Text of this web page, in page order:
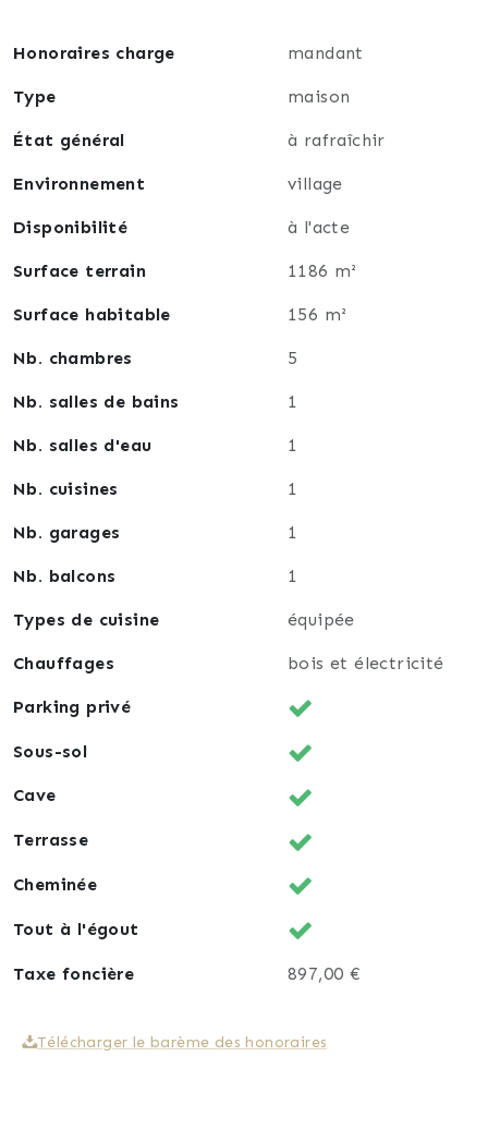
Honoraires charge mandant
Type maison
État général à rafraîchir
Environnement village
Disponibilité à l'acte
Surface terrain 1186 m²
Surface habitable 156 m²
Nb. chambres 5
Nb. salles de bains 1
Nb. salles d'eau 1
Nb. cuisines 1
Nb. garages 1
Nb. balcons 1
Types de cuisine équipée
Chauffages bois et électricité
Parking privé
Sous-sol
Cave
Terrasse
Cheminée
Tout à l'égout
Taxe foncière 897,00 €
Télécharger le barème des honoraires